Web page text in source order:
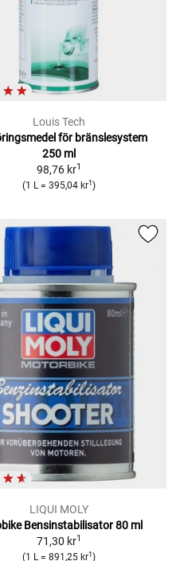
Louis Tech
för bränslesystem
250 ml
98,76 kr1
(1 L = 395,04 kr1 )
LIQUI MOLY
Bensinstabilisator 80 ml
71,30 kr1
(1 L = 891,25 kr1 )